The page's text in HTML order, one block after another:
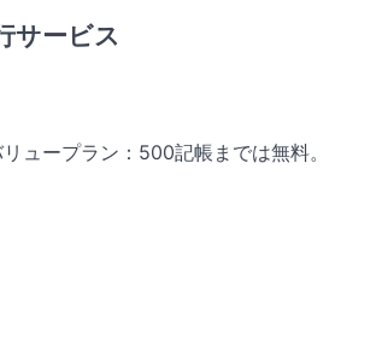
サービス
ュープラン：500記帳までは無料。